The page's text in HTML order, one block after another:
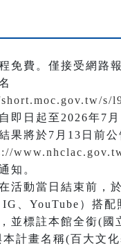
免費。僅接受網路
s/
即日起至2026年7
果將於7月13日前公
知。
活動當日結束前，
、YouTube）搭配
並標註本館全銜(國
本計畫名稱(百大文